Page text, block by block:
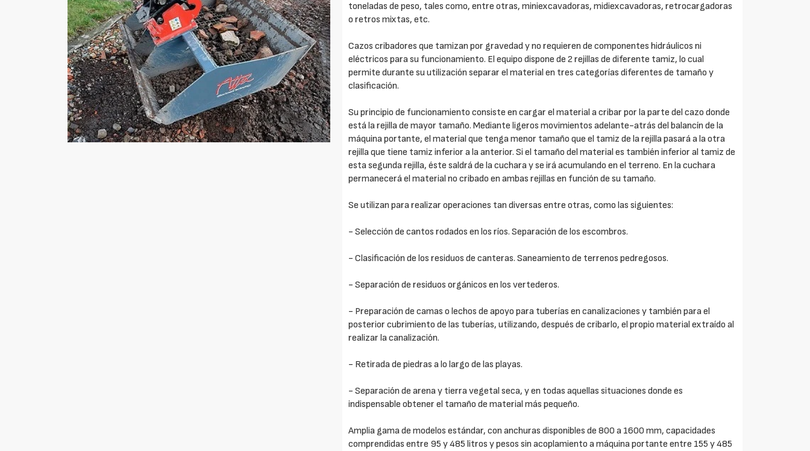
toneladas de peso, tales como, entre otras, miniexcavadoras, midiexcavadoras, retrocargadoras
o retros mixtas, etc.
Cazos cribadores que tamizan por gravedad y no requieren de componentes hidráulicos ni
eléctricos para su funcionamiento. El equipo dispone de 2 rejillas de diferente tamiz, lo cual
permite durante su utilización separar el material en tres categorías diferentes de tamaño y
clasificación.
Su principio de funcionamiento consiste en cargar el material a cribar por la parte del cazo donde
está la rejilla de mayor tamaño. Mediante ligeros movimientos adelante-atrás del balancín de la
máquina portante, el material que tenga menor tamaño que el tamiz de la rejilla pasará a la otra
rejilla que tiene tamiz inferior a la anterior. Si el tamaño del material es también inferior al tamiz de
esta segunda rejilla, éste saldrá de la cuchara y se irá acumulando en el terreno. En la cuchara
permanecerá el material no cribado en ambas rejillas en función de su tamaño.
Se utilizan para realizar operaciones tan diversas entre otras, como las siguientes:
- Selección de cantos rodados en los ríos. Separación de los escombros.
- Clasificación de los residuos de canteras. Saneamiento de terrenos pedregosos.
- Separación de residuos orgánicos en los vertederos.
- Preparación de camas o lechos de apoyo para tuberías en canalizaciones y también para el
posterior cubrimiento de las tuberías, utilizando, después de cribarlo, el propio material extraído al
realizar la canalización.
- Retirada de piedras a lo largo de las playas.
- Separación de arena y tierra vegetal seca, y en todas aquellas situaciones donde es
indispensable obtener el tamaño de material más pequeño.
Amplia gama de modelos estándar, con anchuras disponibles de 800 a 1600 mm, capacidades
comprendidas entre 95 y 485 litros y pesos sin acoplamiento a máquina portante entre 155 y 485